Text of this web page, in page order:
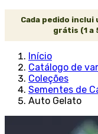
Cada pedido
grátis (1 a
Início
Catálogo de
Coleções
Sementes de
Auto Gelato